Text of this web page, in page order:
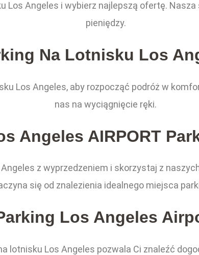
Los Angeles i wybierz najlepszą ofertę.
pieniędzy.
Na Lotnisku Los
Los Angeles, aby rozpocząć podróż w
nas na wyciągnięcie ręki.
Angeles AIRPORT
z wyprzedzeniem i skorzystaj z
się od znalezienia idealnego miejsca
Los Angeles
lotnisku Los Angeles pozwala Ci znaleźć